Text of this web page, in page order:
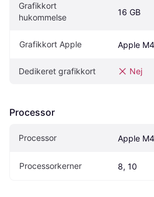
Grafikkort
hukommelse
16 GB
Grafikkort Apple Apple
Dedikeret grafikkort Nej
Processor
Processor Apple M4
Processorkerner 8, 10